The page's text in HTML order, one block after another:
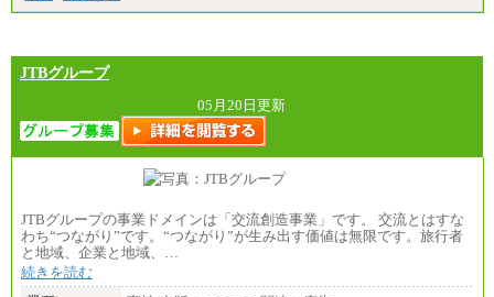
JTBグループ
05月20日更新
JTBグループの事業ドメインは「交流創造事業」です。 交流とはすな
わち“つながり”です。“つながり”が生み出す価値は無限です。旅行者
と地域、企業と地域、…
続きを読む